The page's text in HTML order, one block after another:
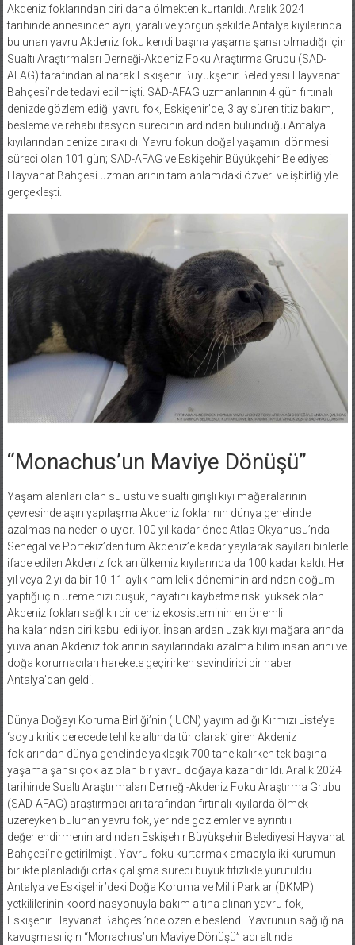
Akdeniz foklarından biri daha ölmekten kurtarıldı. Aralık 2024
tarihinde annesinden ayrı, yaralı ve yorgun şekilde Antalya kıyılarında
bulunan yavru Akdeniz foku kendi başına yaşama şansı olmadığı için
Sualtı Araştırmaları Derneği-Akdeniz Foku Araştırma Grubu (SAD-
AFAG) tarafından alınarak Eskişehir Büyükşehir Belediyesi Hayvanat
Bahçesi’nde tedavi edilmişti. SAD-AFAG uzmanlarının 4 gün fırtınalı
denizde gözlemlediği yavru fok, Eskişehir’de, 3 ay süren titiz bakım,
besleme ve rehabilitasyon sürecinin ardından bulunduğu Antalya
kıyılarından denize bırakıldı. Yavru fokun doğal yaşamını dönmesi
süreci olan 101 gün; SAD-AFAG ve Eskişehir Büyükşehir Belediyesi
Hayvanat Bahçesi uzmanlarının tam anlamdaki özveri ve işbirliğiyle
gerçekleşti.
“Monachus’un Maviye Dönüşü”
Yaşam alanları olan su üstü ve sualtı girişli kıyı mağaralarının
çevresinde aşırı yapılaşma Akdeniz foklarının dünya genelinde
azalmasına neden oluyor. 100 yıl kadar önce Atlas Okyanusu’nda
Senegal ve Portekiz’den tüm Akdeniz’e kadar yayılarak sayıları binlerle
ifade edilen Akdeniz fokları ülkemiz kıyılarında da 100 kadar kaldı. Her
yıl veya 2 yılda bir 10-11 aylık hamilelik döneminin ardından doğum
yaptığı için üreme hızı düşük, hayatını kaybetme riski yüksek olan
Akdeniz fokları sağlıklı bir deniz ekosisteminin en önemli
halkalarından biri kabul ediliyor. İnsanlardan uzak kıyı mağaralarında
yuvalanan Akdeniz foklarının sayılarındaki azalma bilim insanlarını ve
doğa korumacıları harekete geçirirken sevindirici bir haber
Antalya’dan geldi.
Dünya Doğayı Koruma Birliği’nin (IUCN) yayımladığı Kırmızı Liste’ye
‘soyu kritik derecede tehlike altında tür olarak’ giren Akdeniz
foklarından dünya genelinde yaklaşık 700 tane kalırken tek başına
yaşama şansı çok az olan bir yavru doğaya kazandırıldı. Aralık 2024
tarihinde Sualtı Araştırmaları Derneği-Akdeniz Foku Araştırma Grubu
(SAD-AFAG) araştırmacıları tarafından fırtınalı kıyılarda ölmek
üzereyken bulunan yavru fok, yerinde gözlemler ve ayrıntılı
değerlendirmenin ardından Eskişehir Büyükşehir Belediyesi Hayvanat
Bahçesi’ne getirilmişti. Yavru foku kurtarmak amacıyla iki kurumun
birlikte planladığı ortak çalışma süreci büyük titizlikle yürütüldü.
Antalya ve Eskişehir’deki Doğa Koruma ve Milli Parklar (DKMP)
yetkililerinin koordinasyonuyla bakım altına alınan yavru fok,
Eskişehir Hayvanat Bahçesi’nde özenle beslendi. Yavrunun sağlığına
kavuşması için “Monachus’un Maviye Dönüşü” adı altında